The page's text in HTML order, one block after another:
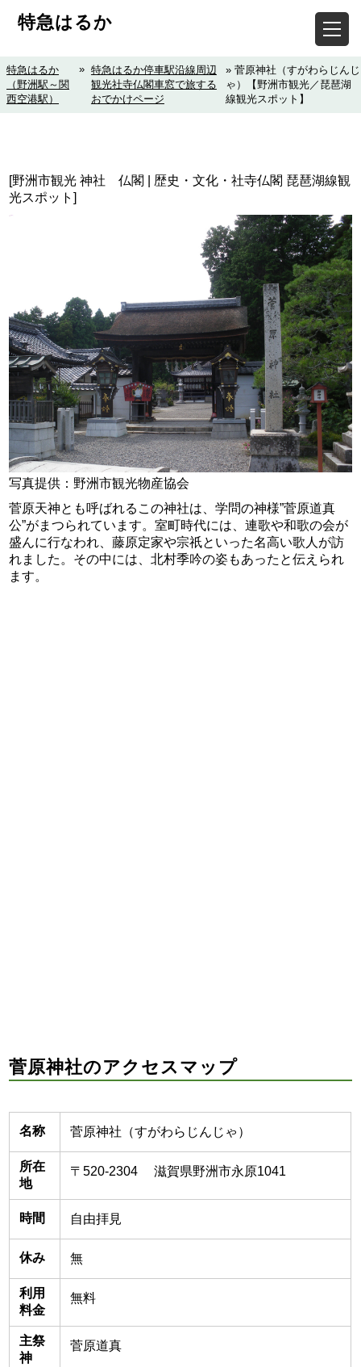
特急はるか
特急はるか
（野洲駅～関
西空港駅）
» 特急はるか停車駅沿線周辺
観光社寺仏閣車窓で旅する
おでかけページ
» 菅原神社（すがわらじんじ
ゃ）【野洲市観光／琵琶湖
線観光スポット】
[野洲市観光 神社 仏閣 | 歴史・文化・社寺仏閣 琵琶湖線観
光スポット]
写真提供：野洲市観光物産協会
菅原天神とも呼ばれるこの神社は、学問の神様”菅原道真
公”がまつられています。室町時代には、連歌や和歌の会が
盛んに行なわれ、藤原定家や宗祇といった名高い歌人が訪
れました。その中には、北村季吟の姿もあったと伝えられ
ます。
菅原神社のアクセスマップ
名称 菅原神社（すがわらじんじゃ）
所在
地
〒520-2304 滋賀県野洲市永原1041
時間 自由拝見
休み 無
利用
料金
無料
主祭
神
菅原道真